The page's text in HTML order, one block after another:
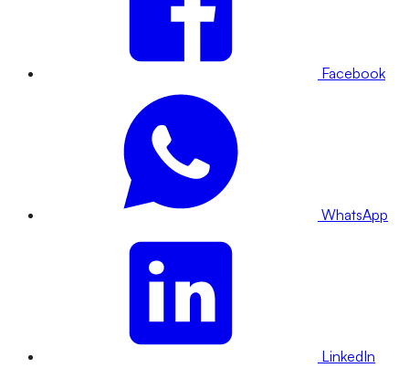
Facebook
WhatsApp
LinkedIn